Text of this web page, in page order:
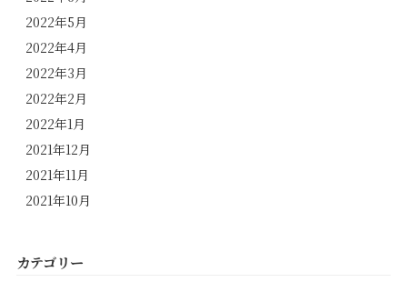
2022年5月
2022年4月
2022年3月
2022年2月
2022年1月
2021年12月
2021年11月
2021年10月
カテゴリー